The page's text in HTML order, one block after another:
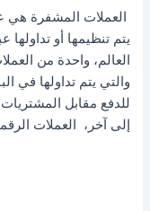
العملات المشفرة هي
يتم تنظيمها أو
والتي يتم تداولها في
للدفع مقابل
إلى آخر، العملات